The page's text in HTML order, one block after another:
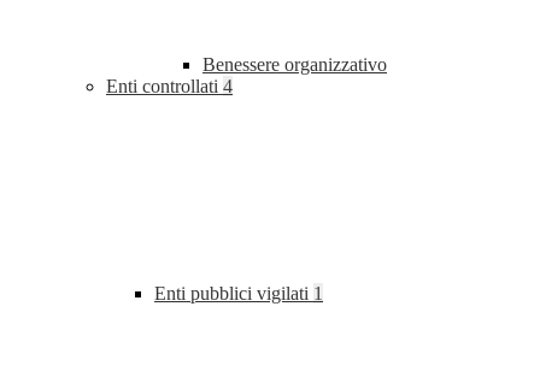
Benessere organizzativo
Enti controllati 4
Enti pubblici vigilati 1